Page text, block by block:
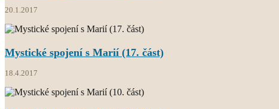
20.1.2017
Mystické spojení s Marií (17. část)
18.4.2017